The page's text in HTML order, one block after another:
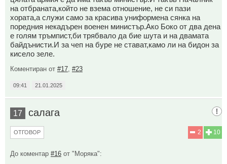
на отбраната,който не взема отношение, не си пази
хората,а служи само за красива униформена сянка на
поредния некадърен военен министър.Ако Боко от два дена
е голям тръмпист,би трябвало да бие шута и на двамата
байдънисти.И за чеп на буре не стават,камо ли на бидон за
кисело зеле.
Коментиран от #17 #23
09:41 21.01.2025
17 салага
10
2
ОТГОВОР
До коментар #16 от "Моряка":